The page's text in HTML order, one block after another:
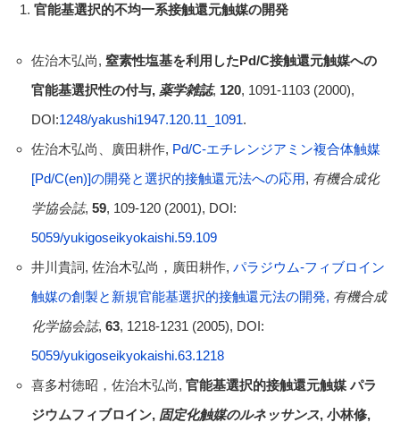
官能基選択的不均一系接触還元触媒の開発
佐治木弘尚, 窒素性塩基を利用したPd/C接触還元触媒への
官能基選択性の付与, 薬学雑誌, 120, 1091-1103 (2000),
DOI:1248/yakushi1947.120.11_1091.
佐治木弘尚、廣田耕作, Pd/C-エチレンジアミン複合体触媒
[Pd/C(en)]の開発と選択的接触還元法への応用, 有機合成化
学協会誌, 59, 109-120 (2001), DOI:
5059/yukigoseikyokaishi.59.109
井川貴詞, 佐治木弘尚，廣田耕作, パラジウム-フィブロイン
触媒の創製と新規官能基選択的接触還元法の開発, 有機合成
化学協会誌, 63, 1218-1231 (2005), DOI:
5059/yukigoseikyokaishi.63.1218
喜多村徳昭，佐治木弘尚, 官能基選択的接触還元触媒 パラ
ジウムフィブロイン, 固定化触媒のルネッサンス, 小林修,